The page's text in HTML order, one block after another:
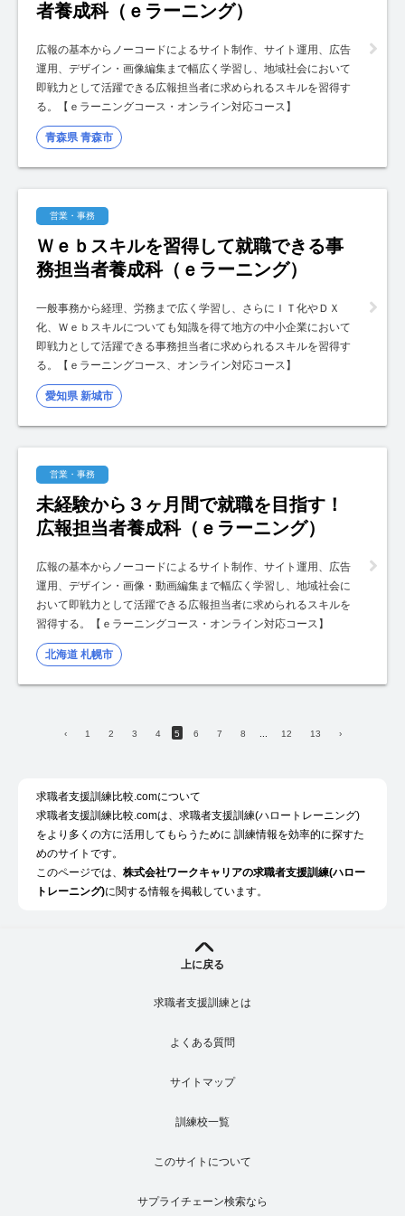
者養成科（ｅラーニング）
広報の基本からノーコードによるサイト制作、サイト運用、広告
運用、デザイン・画像編集まで幅広く学習し、地域社会において
即戦力として活躍できる広報担当者に求められるスキルを習得す
る。【ｅラーニングコース・オンライン対応コース】
青森県 青森市
営業・事務
Ｗｅｂスキルを習得して就職できる事
務担当者養成科（ｅラーニング）
一般事務から経理、労務まで広く学習し、さらにＩＴ化やＤＸ
化、Ｗｅｂスキルについても知識を得て地方の中小企業において
即戦力として活躍できる事務担当者に求められるスキルを習得す
る。【ｅラーニングコース、オンライン対応コース】
愛知県 新城市
営業・事務
未経験から３ヶ月間で就職を目指す！
広報担当者養成科（ｅラーニング）
広報の基本からノーコードによるサイト制作、サイト運用、広告
運用、デザイン・画像・動画編集まで幅広く学習し、地域社会に
おいて即戦力として活躍できる広報担当者に求められるスキルを
習得する。【ｅラーニングコース・オンライン対応コース】
北海道 札幌市
‹ 1 2 3 4 5 6 7 8 12 13 ›
求職者支援訓練比較.comについて
求職者支援訓練比較.comは、求職者支援訓練(ハロートレーニング)
をより多くの方に活用してもらうために 訓練情報を効率的に探すた
めのサイトです。
このページでは、 株式会社ワークキャリアの求職者支援訓練(ハロー
トレーニング)に関する情報を掲載しています。
上に戻る
求職者支援訓練とは
よくある質問
サイトマップ
訓練校一覧
このサイトについて
サプライチェーン検索なら